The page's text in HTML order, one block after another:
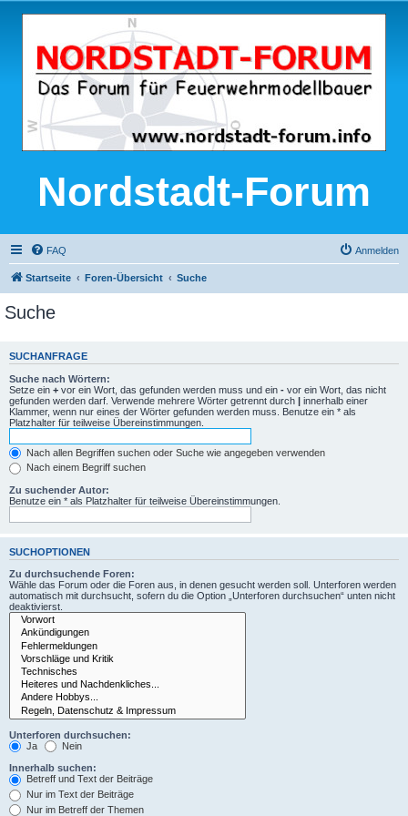
Nordstadt-Forum
FAQ Anmelden
Startseite Foren-Übersicht Suche
Suche
SUCHANFRAGE
Suche nach Wörtern:
Setze ein + vor ein Wort, das gefunden werden muss und ein - vor ein Wort, das nicht
gefunden werden darf. Verwende mehrere Wörter getrennt durch | innerhalb einer
Klammer, wenn nur eines der Wörter gefunden werden muss. Benutze ein * als
Platzhalter für teilweise Übereinstimmungen.
Nach allen Begriffen suchen oder Suche wie angegeben verwenden
Nach einem Begriff suchen
Zu suchender Autor:
Benutze ein * als Platzhalter für teilweise Übereinstimmungen.
SUCHOPTIONEN
Zu durchsuchende Foren:
Wähle das Forum oder die Foren aus, in denen gesucht werden soll. Unterforen werden
automatisch mit durchsucht, sofern du die Option „Unterforen durchsuchen“ unten nicht
deaktivierst.
Unterforen durchsuchen:
Ja
Nein
Innerhalb suchen:
Betreff und Text der Beiträge
Nur im Text der Beiträge
Nur im Betreff der Themen